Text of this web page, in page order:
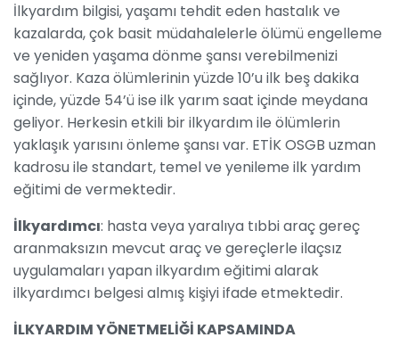
İlkyardım bilgisi, yaşamı tehdit eden hastalık ve
kazalarda, çok basit müdahalelerle ölümü engelleme
ve yeniden yaşama dönme şansı verebilmenizi
sağlıyor. Kaza ölümlerinin yüzde 10’u ilk beş dakika
içinde, yüzde 54’ü ise ilk yarım saat içinde meydana
geliyor. Herkesin etkili bir ilkyardım ile ölümlerin
yaklaşık yarısını önleme şansı var. ETİK OSGB uzman
kadrosu ile standart, temel ve yenileme ilk yardım
eğitimi de vermektedir.
İlkyardımcı: hasta veya yaralıya tıbbi araç gereç
aranmaksızın mevcut araç ve gereçlerle ilaçsız
uygulamaları yapan ilkyardım eğitimi alarak
ilkyardımcı belgesi almış kişiyi ifade etmektedir.
İLKYARDIM YÖNETMELİĞİ KAPSAMINDA